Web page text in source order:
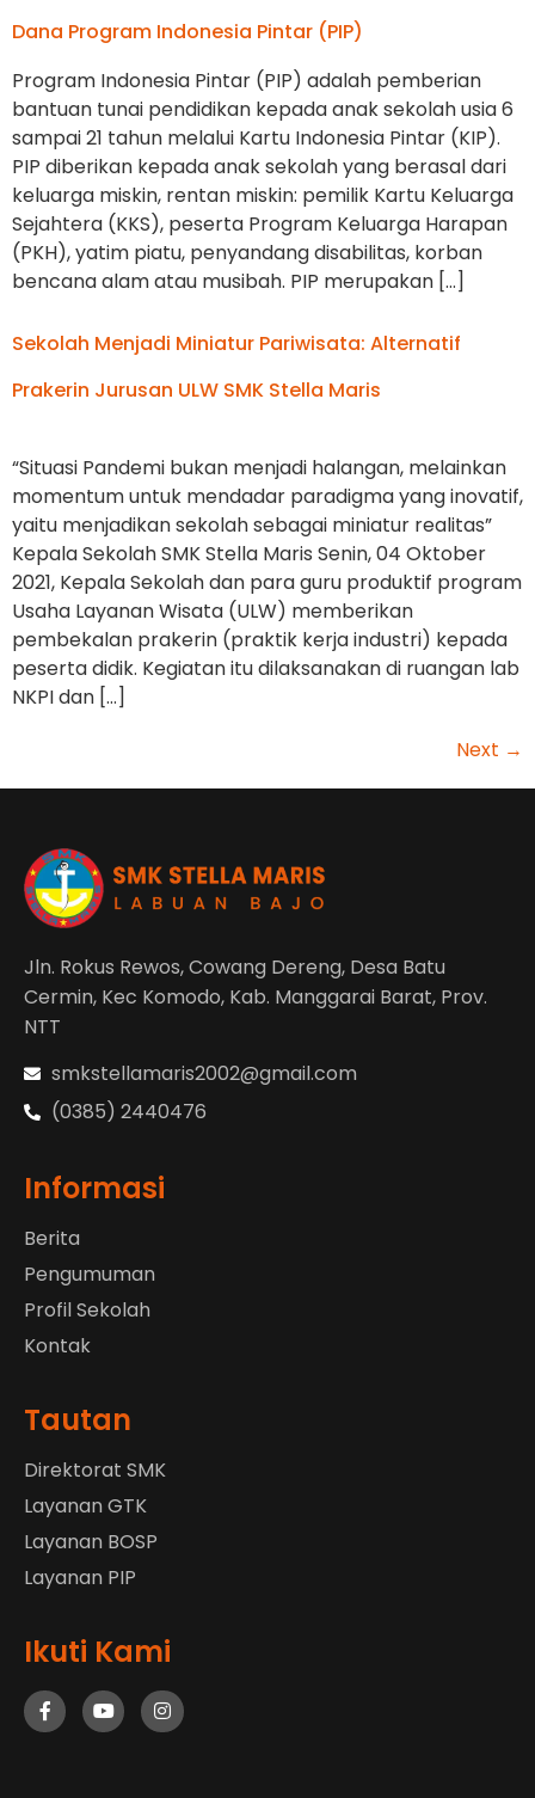
Dana Program Indonesia Pintar (PIP)
Program Indonesia Pintar (PIP) adalah pemberian
bantuan tunai pendidikan kepada anak sekolah usia 6
sampai 21 tahun melalui Kartu Indonesia Pintar (KIP).
PIP diberikan kepada anak sekolah yang berasal dari
keluarga miskin, rentan miskin: pemilik Kartu Keluarga
Sejahtera (KKS), peserta Program Keluarga Harapan
(PKH), yatim piatu, penyandang disabilitas, korban
bencana alam atau musibah. PIP merupakan […]
Sekolah Menjadi Miniatur Pariwisata: Alternatif
Prakerin Jurusan ULW SMK Stella Maris
“Situasi Pandemi bukan menjadi halangan, melainkan
momentum untuk mendadar paradigma yang inovatif,
yaitu menjadikan sekolah sebagai miniatur realitas”
Kepala Sekolah SMK Stella Maris Senin, 04 Oktober
2021, Kepala Sekolah dan para guru produktif program
Usaha Layanan Wisata (ULW) memberikan
pembekalan prakerin (praktik kerja industri) kepada
peserta didik. Kegiatan itu dilaksanakan di ruangan lab
NKPI dan […]
Next →
Jln. Rokus Rewos, Cowang Dereng, Desa Batu
Cermin, Kec Komodo, Kab. Manggarai Barat, Prov.
NTT
smkstellamaris2002@gmail.com
(0385) 2440476
Informasi
Berita
Pengumuman
Profil Sekolah
Kontak
Tautan
Direktorat SMK
Layanan GTK
Layanan BOSP
Layanan PIP
Ikuti Kami